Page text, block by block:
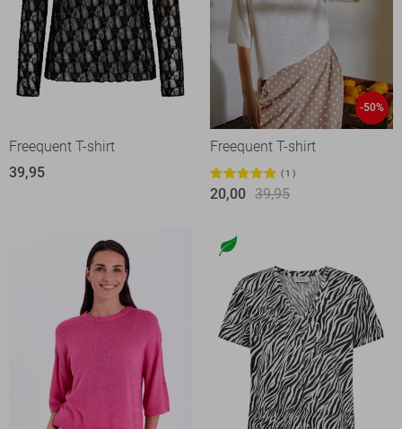
Freequent T-shirt
39,95
-50%
Freequent T-shirt
1
20,00 39,95